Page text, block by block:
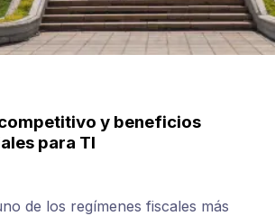
y beneficios
para TI
de los regímenes fiscales más